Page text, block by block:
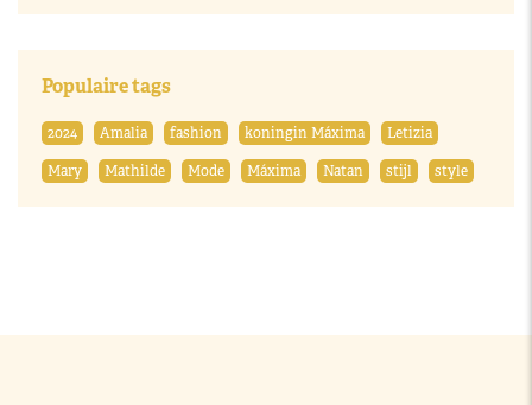
Populaire tags
2024 Amalia fashion koningin Máxima
Letizia
Mary
Mathilde Mode Máxima Natan stijl style